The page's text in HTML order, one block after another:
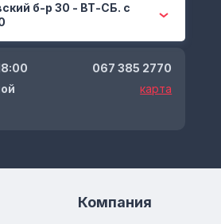
б-р 30 - ВТ-СБ. с
067 385 2770
карта
Компания